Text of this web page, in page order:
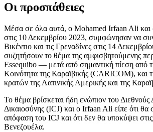
Οι προσπάθειες
Μέσα σε όλα αυτά, ο Mohamed Irfaan Ali
στις 10 Δεκεμβρίου 2023, συμφώνησαν να
Βικέντιο και τις Γρεναδίνες στις 14
συζητήσουν το θέμα της αμφισβητούμενης
Essequibo — μετά από σημαντική πίεση από
Κοινότητα της Καραϊβικής (CARICOM), και
κρατών της Λατινικής Αμερικής και της
Το θέμα βρίσκεται ήδη ενώπιον του Διεθνούς
Δικαιοσύνης (ICJ) και ο Irfaan Ali είπε ότι
απόφαση του ICJ και ότι δεν θα υποκύψει
Βενεζουέλα.